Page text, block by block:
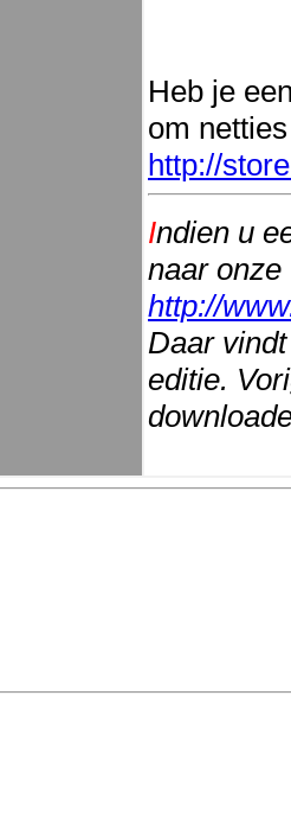
Heb je
om
http://
Indien u
naar
http://
Daar
editie.